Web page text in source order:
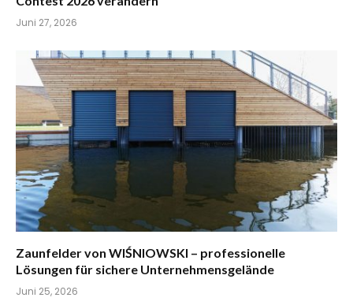
Juni 27, 2026
Zaunfelder von WIŚNIOWSKI – professionelle
Lösungen für sichere Unternehmensgelände
Juni 25, 2026